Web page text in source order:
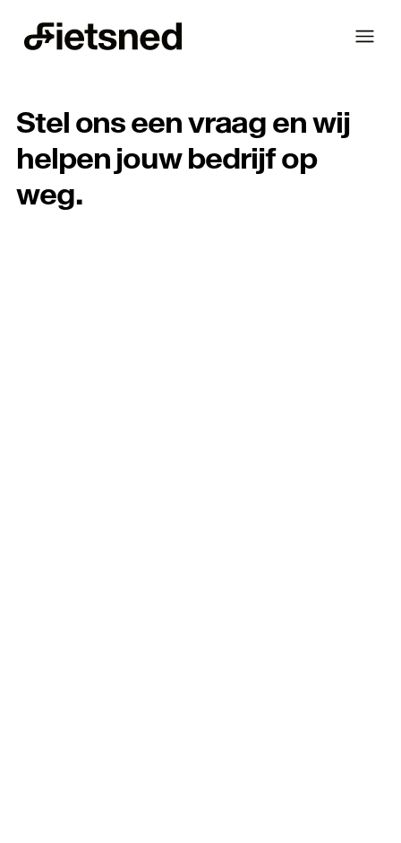
Fietsned
Stel ons een vraag en wij
helpen jouw bedrijf op
weg.